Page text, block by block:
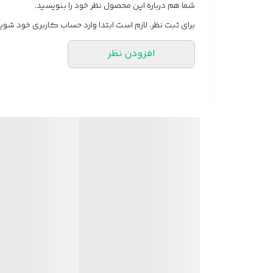
شما هم درباره این محصول نظر خود را بنویسید.
برای ثبت نظر، لازم است ابتدا وارد حساب کاربری خود
افزودن نظر